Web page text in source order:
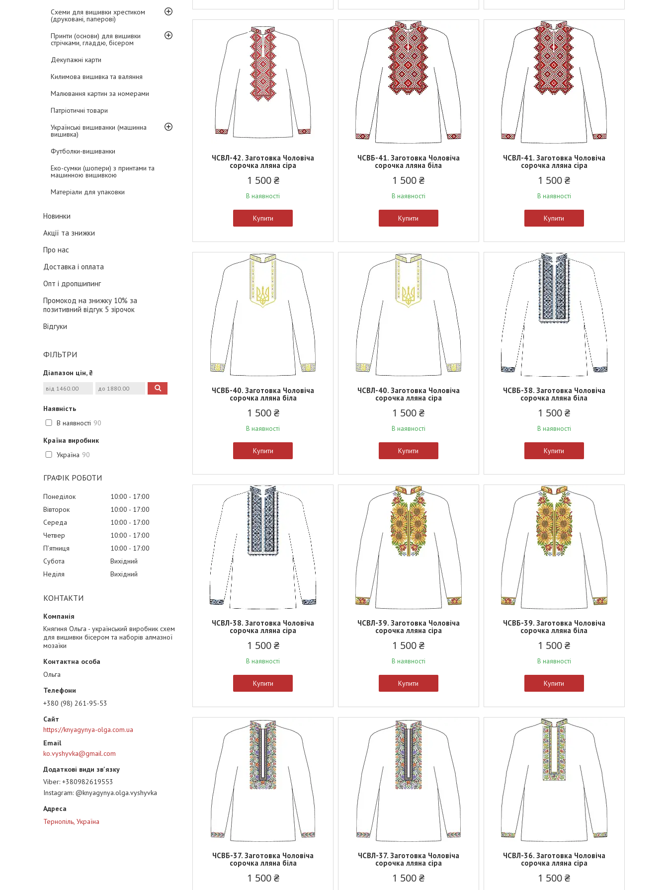
Схеми для вишивки хрестиком
(друковані, паперові)
Принти (основи) для вишивки
стрічками, гладдю, бісером
Декупажні карти
Килимова вишивка та валяння
Малювання картин за номерами
Патріотичні товари
Українські вишиванки (машинна
вишивка)
Футболки-вишиванки
Еко-сумки (шопери) з принтами та
машинною вишивкою
Матеріали для упаковки
Новинки
Акції та знижки
Про нас
Доставка і оплата
Опт і дропшипинг
Промокод на знижку 10% за
позитивний відгук 5 зірочок
Відгуки
ФІЛЬТРИ
Діапазон цін, ₴
Наявність
В наявності 90
Країна виробник
Україна 90
ГРАФІК РОБОТИ
Понеділок 10:00
17:00
Вівторок
10:00
17:00
Середа
10:00
17:00
Четвер
10:00
17:00
Пʼятниця
10:00
17:00
Субота
Вихідний
Неділя
Вихідний
КОНТАКТИ
Княгиня Ольга - український виробник схем
для вишивки бісером та наборів алмазної
мозаїки
Ольга
+380 (98) 261-95-53
https://knyagynya-olga.com.ua
ko.vyshyvka@gmail.com
Viber +380982619553
Instagram @knyagynya.olga.vyshyvka
Тернопіль, Україна
ЧСВЛ-42. Заготовка Чоловіча
сорочка лляна сіра
1 500 ₴
В наявності
Купити
ЧСВБ-41. Заготовка Чоловіча
сорочка лляна біла
1 500 ₴
В наявності
Купити
ЧСВЛ-41. Заготовка Чоловіча
сорочка лляна сіра
1 500 ₴
В наявності
Купити
ЧСВБ-40. Заготовка Чоловіча
сорочка лляна біла
1 500 ₴
В наявності
Купити
ЧСВЛ-40. Заготовка Чоловіча
сорочка лляна сіра
1 500 ₴
В наявності
Купити
ЧСВБ-38. Заготовка Чоловіча
сорочка лляна біла
1 500 ₴
В наявності
Купити
ЧСВЛ-38. Заготовка Чоловіча
сорочка лляна сіра
1 500 ₴
В наявності
Купити
ЧСВЛ-39. Заготовка Чоловіча
сорочка лляна сіра
1 500 ₴
В наявності
Купити
ЧСВБ-39. Заготовка Чоловіча
сорочка лляна біла
1 500 ₴
В наявності
Купити
ЧСВБ-37. Заготовка Чоловіча
сорочка лляна біла
1 500 ₴
ЧСВЛ-37. Заготовка Чоловіча
сорочка лляна сіра
1 500 ₴
ЧСВЛ-36. Заготовка Чоловіча
сорочка лляна сіра
1 500 ₴